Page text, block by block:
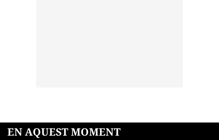
EN AQUEST MOMENT